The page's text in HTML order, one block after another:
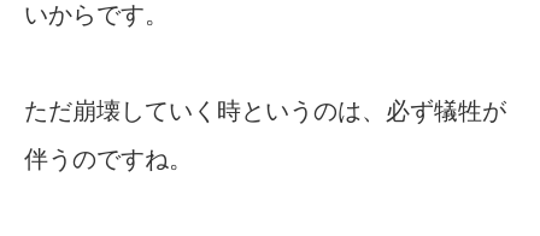
いからです。
ただ崩壊していく時というのは、必ず犠牲が
伴うのですね。